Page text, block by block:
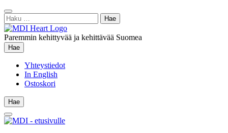
Siirry
sisältöön
Sulje
hae
Haku:
Paremmin kehittyvää ja kehittävää Suomea
Hae
Hae
Yhteystiedot
In English
Ostoskori
Hae
Hae
Main
Menu